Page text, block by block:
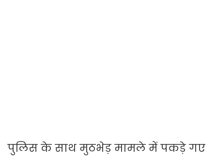
पुलिस के साथ मुठभेड़ मामले में पकड़े गए